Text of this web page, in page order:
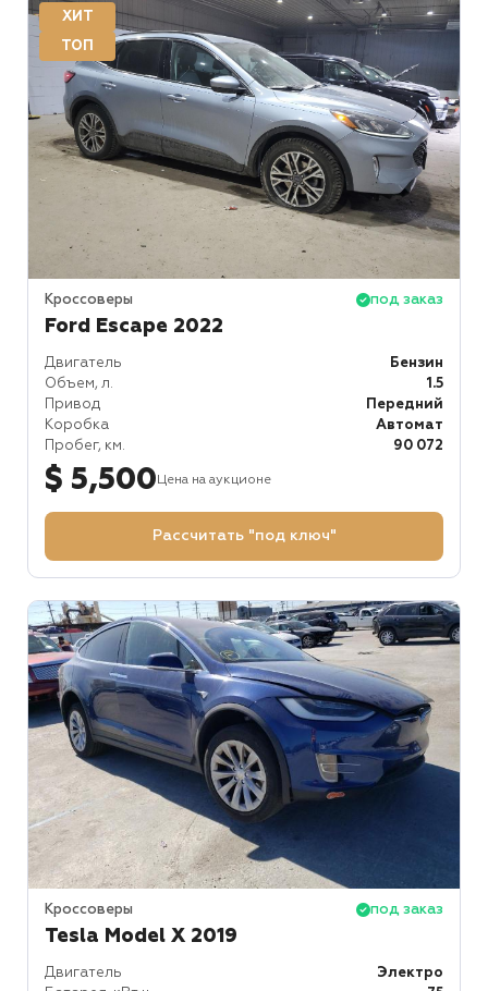
ХИТ
ТОП
Кроссоверы под заказ
Ford Escape 2022
Двигатель
Бензин
Объем, л.
1.5
Привод
Передний
Коробка
Автомат
Пробег, км.
90 072
$ 5,500 Цена на аукционе
Рассчитать "под ключ"
Кроссоверы под заказ
Tesla Model X 2019
Двигатель
Электро